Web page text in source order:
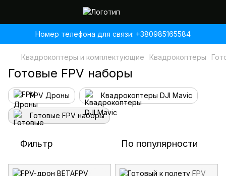
Номер телефона для связи: +380985165584
Квадрокоптеры и комплектующие Квадрокоптеры
Готовые FPV наборы
FPV Дроны Квадрокоптеры DJI Mavic
Готовые FPV наборы
Фильтр По популярности